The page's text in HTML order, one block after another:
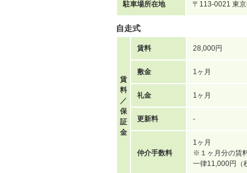
駐車場所在地 〒113-0021 東
自走式
賃
料
／
保
証
金
賃料 28,000円
敷金 1ヶ月
礼金 1ヶ月
更新料 -
仲介手数料
1ヶ月
※１ヶ月分の賃
一律11,000円（